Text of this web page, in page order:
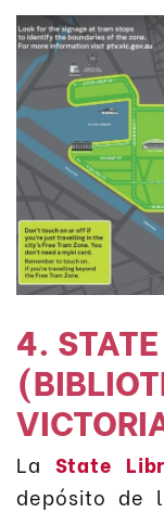
4.
La State
depósito de